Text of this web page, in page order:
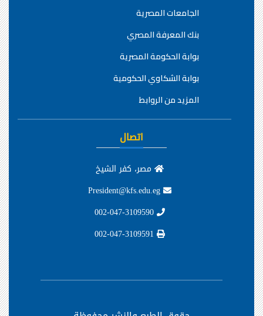
الجامعات المصرية
بنك المعرفة المصري
بوابة الحكومة المصرية
بوابة الشكاوي الحكومية
المزيد من الروابط
اتصال
مصر، كفر الشيخ